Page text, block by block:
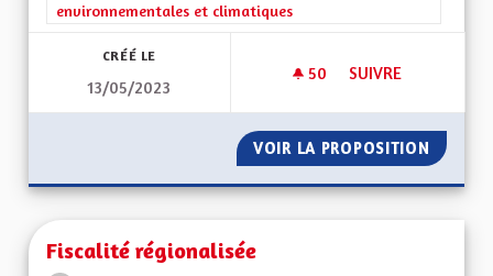
environnementales et climatiques
CRÉÉ LE
13/05/2023
50 50 ABONNÉS
SUIVRE
VOIR LA PROPOSITION
Fiscalité régionalisée